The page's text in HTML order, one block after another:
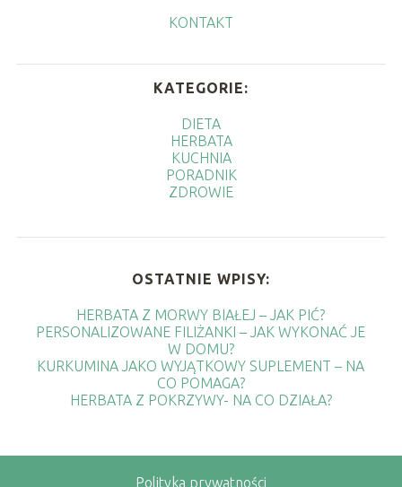
KONTAKT
KATEGORIE:
DIETA
HERBATA
KUCHNIA
PORADNIK
ZDROWIE
OSTATNIE WPISY:
HERBATA Z MORWY BIAŁEJ – JAK PIĆ?
PERSONALIZOWANE FILIŻANKI – JAK WYKONAĆ JE
W DOMU?
KURKUMINA JAKO WYJĄTKOWY SUPLEMENT – NA
CO POMAGA?
HERBATA Z POKRZYWY- NA CO DZIAŁA?
Polityka prywatności